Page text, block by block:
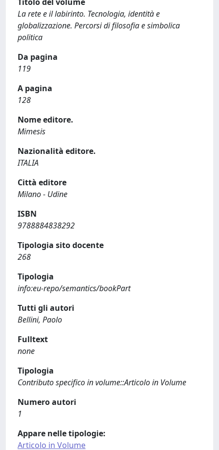
La rete e il labirinto. Tecnologia, identità e
globalizzazione. Percorsi di filosofia e simbolica
politica
Da pagina
119
A pagina
128
Nome editore.
Mimesis
Nazionalità editore.
ITALIA
Città editore
Milano - Udine
ISBN
9788884838292
Tipologia sito docente
268
Tipologia
info:eu-repo/semantics/bookPart
Tutti gli autori
Bellini, Paolo
Fulltext
none
Tipologia
Contributo specifico in volume::Articolo in Volume
Numero autori
1
Appare nelle tipologie:
Articolo in Volume